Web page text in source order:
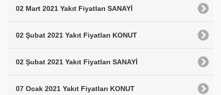
02 Mart 2021 Yakıt Fiyatları SANAYİ
02 Şubat 2021 Yakıt Fiyatları KONUT
02 Şubat 2021 Yakıt Fiyatları SANAYİ
07 Ocak 2021 Yakıt Fiyatları KONUT